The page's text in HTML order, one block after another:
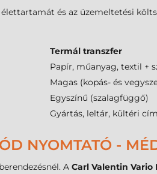
és az üzemeltetési
Termál transzfer
Papír, műanyag, textil +
Magas (kopás- és
Egyszínű (szalagfüggő)
Gyártás, leltár, kültéri
NYOMTATÓ -
A Carl Valentin Vario